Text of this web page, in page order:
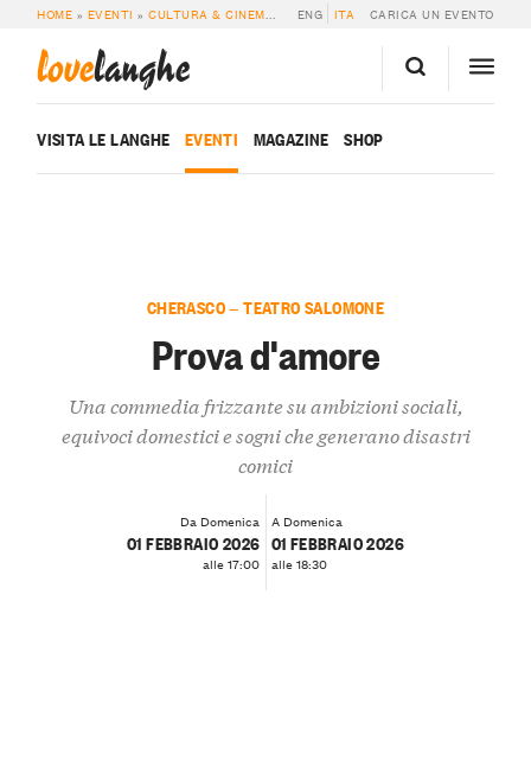
HOME » EVENTI »CULTURA & CINEMA » PROVA D’AMORE
ENG ITA CARICA UN EVENTO
lovelanghe
VISITA LE LANGHE EVENTI MAGAZINE SHOP
CHERASCO — TEATRO SALOMONE
Prova d'amore
Una commedia frizzante su ambizioni sociali,
equivoci domestici e sogni che generano disastri
comici
Da Domenica
01 FEBBRAIO 2026
alle 17:00
A Domenica
01 FEBBRAIO 2026
alle 18:30